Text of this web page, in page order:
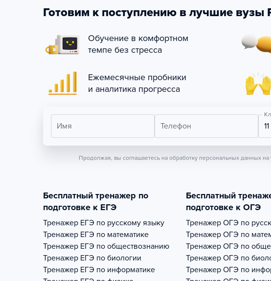
Готовим к поступлению в лучшие вузы
Обучение в комфортном
темпе без стресса
Ежемесячные пробники
и аналитика прогресса
Имя Телефон 11
Продолжая, вы соглашаетесь на обработку персональных данных на
Бесплатный тренажер по
подготовке к ЕГЭ
Тренажер ЕГЭ по русскому языку
Тренажер ЕГЭ по математике
Тренажер ЕГЭ по обществознанию
Тренажер ЕГЭ по биологии
Тренажер ЕГЭ по информатике
Бесплатный
подготовке к ОГЭ
Тренажер ОГЭ по
Тренажер ОГЭ по
Тренажер ОГЭ по
Тренажер ОГЭ по
Тренажер ОГЭ по